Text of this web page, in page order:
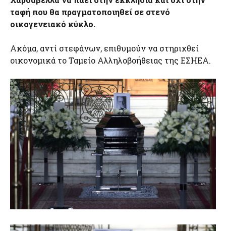
ταφή που θα πραγματοποιηθεί σε στενό
οικογενειακό κύκλο.
Ακόμα, αντί στεφάνων, επιθυμούν να στηριχθεί
οικονομικά το Ταμείο Αλληλοβοήθειας της ΕΣΗΕΑ.